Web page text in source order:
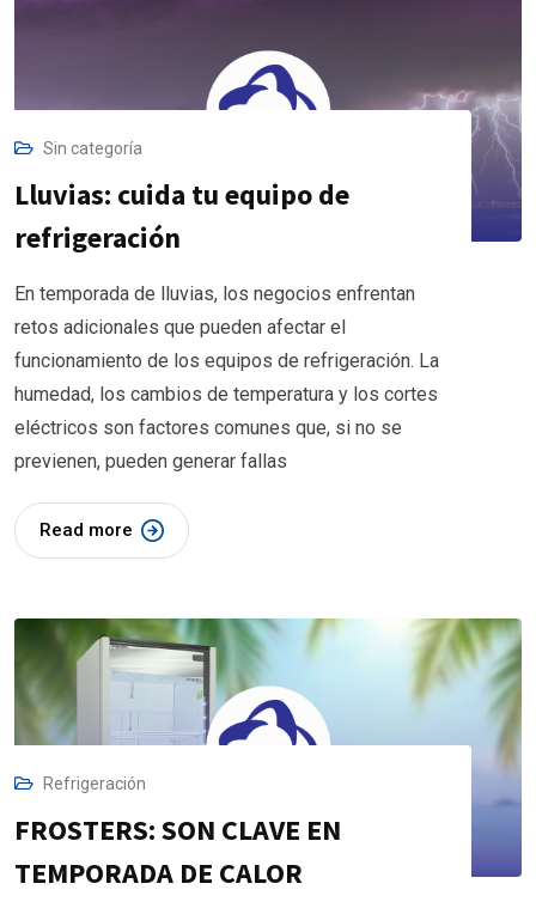
Sin categoría
Lluvias: cuida tu equipo de
refrigeración
En temporada de lluvias, los negocios enfrentan
retos adicionales que pueden afectar el
funcionamiento de los equipos de refrigeración. La
humedad, los cambios de temperatura y los cortes
eléctricos son factores comunes que, si no se
previenen, pueden generar fallas
Read more
Refrigeración
FROSTERS: SON CLAVE EN
TEMPORADA DE CALOR